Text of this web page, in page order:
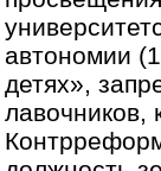
автономии
детях»,
лавочников,